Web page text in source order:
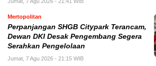
Mertopolitan
Perpanjangan SHGB Citypark Terancam,
Dewan DKI Desak Pengembang Segera
Serahkan Pengelolaan
Jumat, 7 Agu 2026 - 21:15 WIB